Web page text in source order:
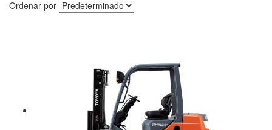
Ordenar por